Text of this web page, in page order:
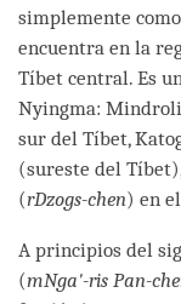
simplemente
encuentra en la
Tíbet central. Es
Nyingma:
sur del Tíbet,
(sureste del
(rDzogs-chen) en
A principios del
(mNga'-ris Pan-